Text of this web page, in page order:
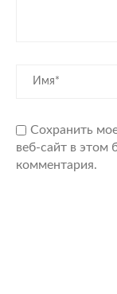
Сохранить
веб-сайт в этом
комментария.